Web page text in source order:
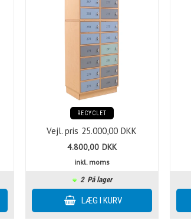
RECYCLET
Vejl. pris 25.000,00 DKK
4.800,00 DKK
inkl. moms
2 På lager